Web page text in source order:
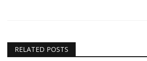
RELATED POSTS